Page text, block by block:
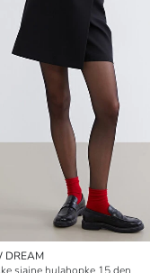
DREAM
sjajne hulahopke 15 den